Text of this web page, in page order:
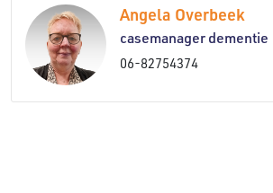
Angela Overbeek
casemanager dementie
06-82754374